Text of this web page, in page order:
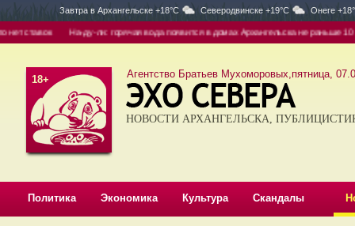
Завтра в Архангельске +18°C Северодвинске +19°C Онеге
На-ду-ли: горячая вода появится в домах Архангельска не раньше 10 августа
18+ Агентство Братьев Мухоморовых,пятница,
НОВОСТИ АРХАНГЕЛЬСКА,
Политика Экономика Культура Скандалы